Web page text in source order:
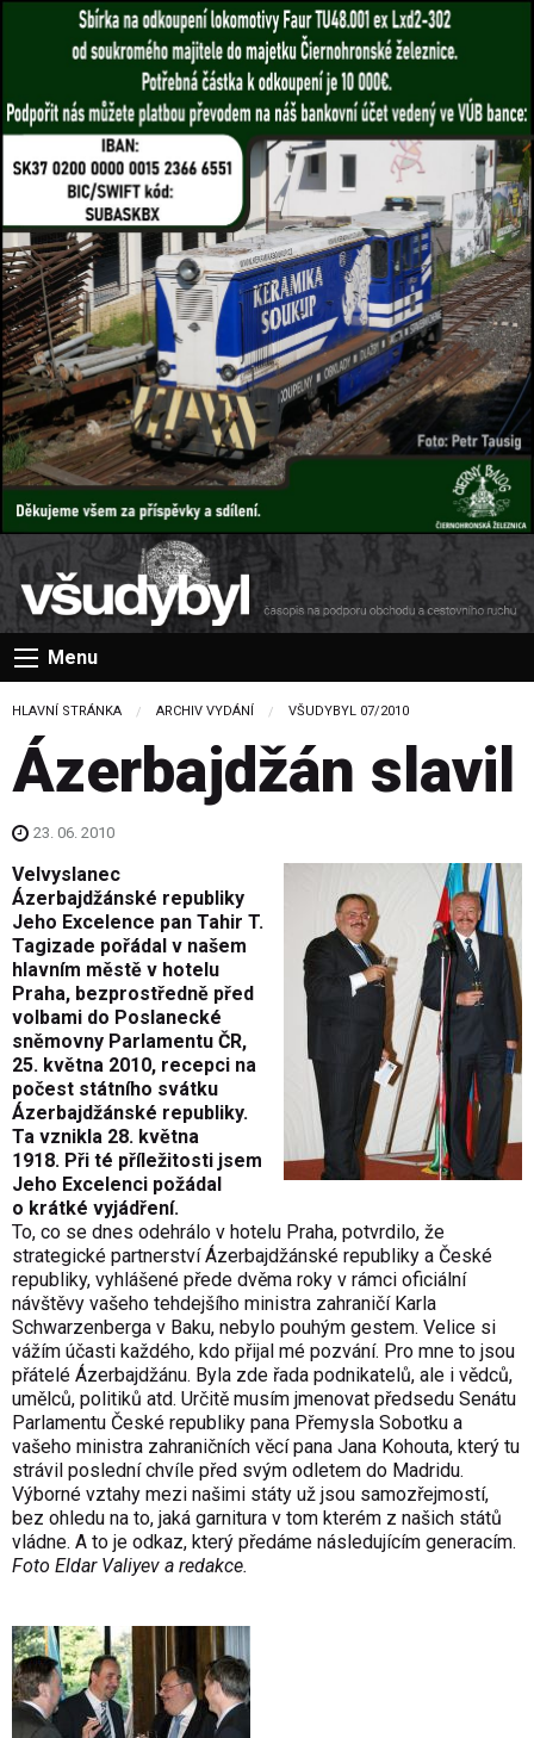
Menu
HLAVNÍ STRÁNKA ARCHIV VYDÁNÍ VŠUDYBYL 07/2010
Ázerbajdžán slavil
23. 06. 2010
Velvyslanec
Ázerbajdžánské republiky
Jeho Excelence pan Tahir T.
Tagizade pořádal v našem
hlavním městě v hotelu
Praha, bezprostředně před
volbami do Poslanecké
sněmovny Parlamentu ČR,
25. května 2010, recepci na
počest státního svátku
Ázerbajdžánské republiky.
Ta vznikla 28. května
1918. Při té příležitosti jsem
Jeho Excelenci požádal
o krátké vyjádření.
To, co se dnes odehrálo v hotelu Praha, potvrdilo, že
strategické partnerství Ázerbajdžánské republiky a České
republiky, vyhlášené přede dvěma roky v rámci oficiální
návštěvy vašeho tehdejšího ministra zahraničí Karla
Schwarzenberga v Baku, nebylo pouhým gestem. Velice si
vážím účasti každého, kdo přijal mé pozvání. Pro mne to jsou
přátelé Ázerbajdžánu. Byla zde řada podnikatelů, ale i vědců,
umělců, politiků atd. Určitě musím jmenovat předsedu Senátu
Parlamentu České republiky pana Přemysla Sobotku a
vašeho ministra zahraničních věcí pana Jana Kohouta, který tu
strávil poslední chvíle před svým odletem do Madridu.
Výborné vztahy mezi našimi státy už jsou samozřejmostí,
bez ohledu na to, jaká garnitura v tom kterém z našich států
vládne. A to je odkaz, který předáme následujícím generacím.
Foto Eldar Valiyev a redakce.